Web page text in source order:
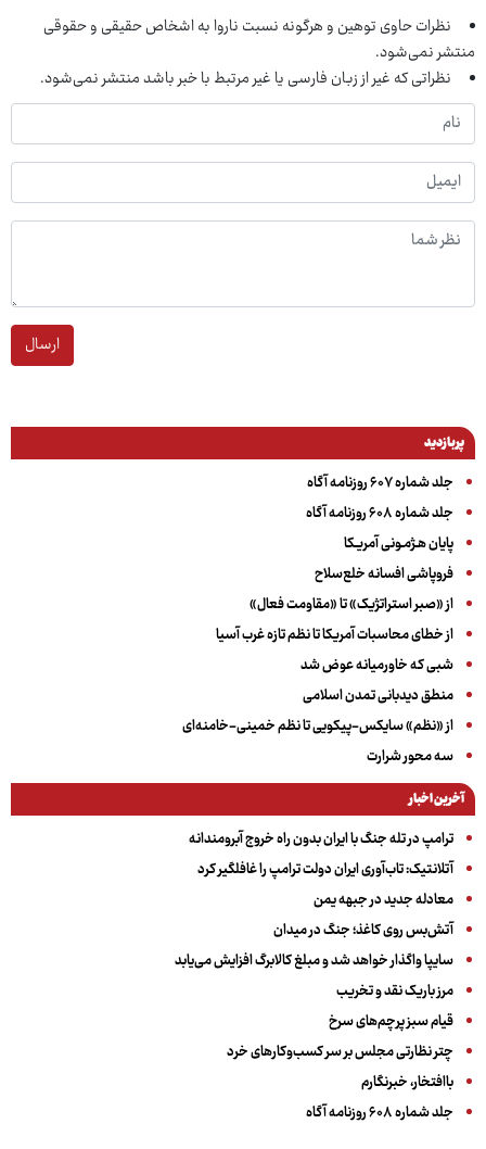
نظرات حاوی توهین و هرگونه نسبت ناروا به اشخاص حقیقی و حقوقی
منتشر نمی‌شود.
نظراتی که غیر از زبان فارسی یا غیر مرتبط با خبر باشد منتشر نمی‌شود.
ارسال
پربازدید
جلد شماره ۶۰۷ روزنامه آگاه
جلد شماره ۶۰۸ روزنامه آگاه
پایان هـژمـونی آمریـکا
فروپاشی افسانه خلع‌سلاح
از «صبر استراتژیک» تا «مقاومت فعال»
از خطای محاسبات آمریکا تا نظم تازه غرب آسیا
شبی که خاورمیانه عوض شد
منطق دیدبانی تمدن اسلامی
از «نظم» سایکس-پیکویی تا نظم خمینی-خامنه‌ای
سه‌ محور شرارت
آخرین اخبار
ترامپ در تله جنگ با ایران بدون راه خروج آبرومندانه
آتلانتیک: تاب‌آوری ایران دولت ترامپ را غافلگیر کرد
معادله جدید در جبهه یمن
آتش‌بس روی کاغذ؛ جنگ در میدان
سایپا واگذار خواهد شد و مبلغ کالابرگ افزایش می‌یابد
مرز باریک نقد و تخریب
قیام سبز پرچم‌های سرخ
چتر نظارتی مجلس بر سر کسب‌وکارهای خرد
باافتخار، خبرنگارم
جلد شماره ۶۰۸ روزنامه آگاه